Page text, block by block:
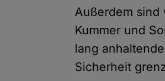
Außerdem sind
Kummer und
lang
Sicherheit